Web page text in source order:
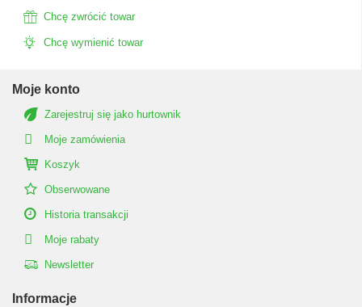
Chcę zwrócić towar
Chcę wymienić towar
Moje konto
Zarejestruj się jako hurtownik
Moje zamówienia
Koszyk
Obserwowane
Historia transakcji
Moje rabaty
Newsletter
Informacje